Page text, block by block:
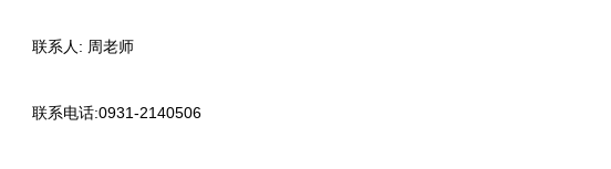
联系人: 周老师
联系电话:0931-2140506